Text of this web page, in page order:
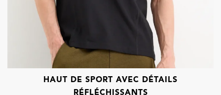
HAUT DE SPORT AVEC DÉTAILS
RÉFLÉCHISSANTS